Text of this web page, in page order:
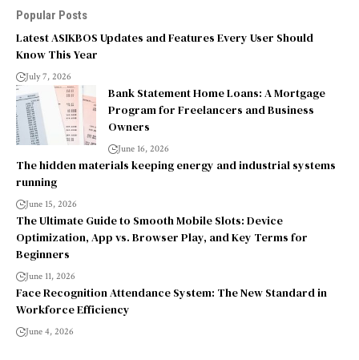
Popular Posts
Latest ASIKBOS Updates and Features Every User Should
Know This Year
July 7, 2026
Bank Statement Home Loans: A Mortgage
Program for Freelancers and Business
Owners
June 16, 2026
The hidden materials keeping energy and industrial systems
running
June 15, 2026
The Ultimate Guide to Smooth Mobile Slots: Device
Optimization, App vs. Browser Play, and Key Terms for
Beginners
June 11, 2026
Face Recognition Attendance System: The New Standard in
Workforce Efficiency
June 4, 2026